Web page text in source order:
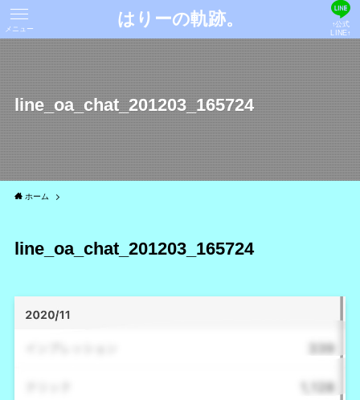
はりーの軌跡。 ↑公式
LINE↑
メニュー
line_oa_chat_201203_165724
ホーム
line_oa_chat_201203_165724